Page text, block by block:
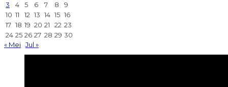
3 4 5 6 7 8
9
10 11 12 13 14 15 16
17 18 19 20 21 22 23
24 25 26 27 28 29 30
« Mei Jul »